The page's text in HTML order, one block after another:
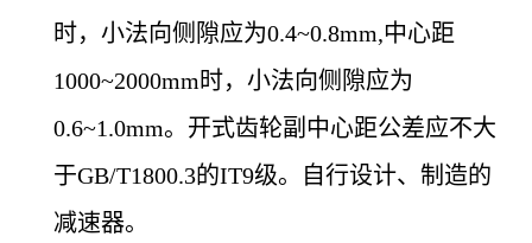
时，小法向侧隙应为0.4~0.8mm,中心距
1000~2000mm时，小法向侧隙应为
0.6~1.0mm。开式齿轮副中心距公差应不大
于GB/T1800.3的IT9级。自行设计、制造的
减速器。